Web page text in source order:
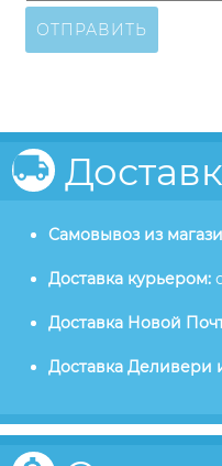
ОТПРАВИТЬ
Самовывоз из
Доставка курьером:
Доставка Новой
Доставка Деливери